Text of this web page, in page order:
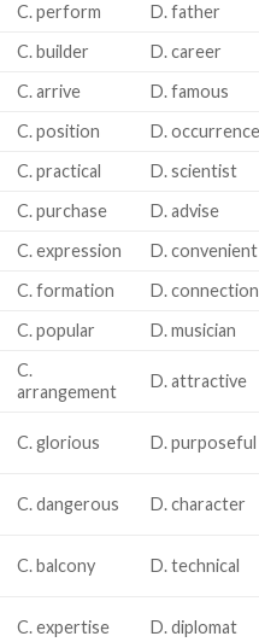
C. perform
D. father
C. builder
D. career
C. arrive
D. famous
C. position
D.
C. practical
D. scientist
C. purchase
D. advise
C. expression
D. convenient
C. formation
D. connection
C. popular D. musician
C.
arrangement
D. attractive
C. glorious D. purposeful
C. dangerous D. character
C. balcony D. technical
C. expertise D. diplomat